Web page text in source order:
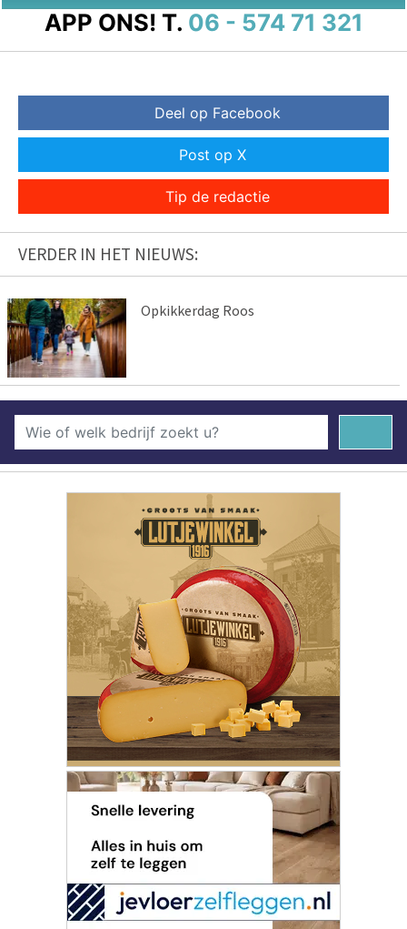
APP ONS! T. 06 - 574 71 321
Deel op Facebook
Post op X
Tip de redactie
VERDER IN HET NIEUWS:
Opkikkerdag Roos